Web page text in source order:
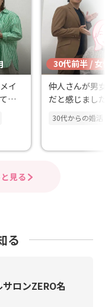
イ
い
30代前半 / 女
仲人さんが男
だと感じまし
30代からの婚活
見る
る
ロンZERO名